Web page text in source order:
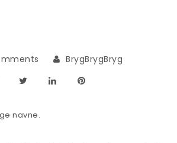
BrygBrygBryg
navne.